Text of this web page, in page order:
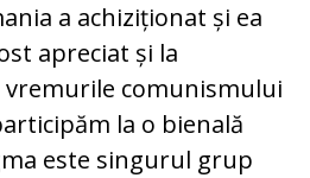
a achiziționat și ea
apreciat și la
vremurile comunismului
la o bienală
este singurul grup